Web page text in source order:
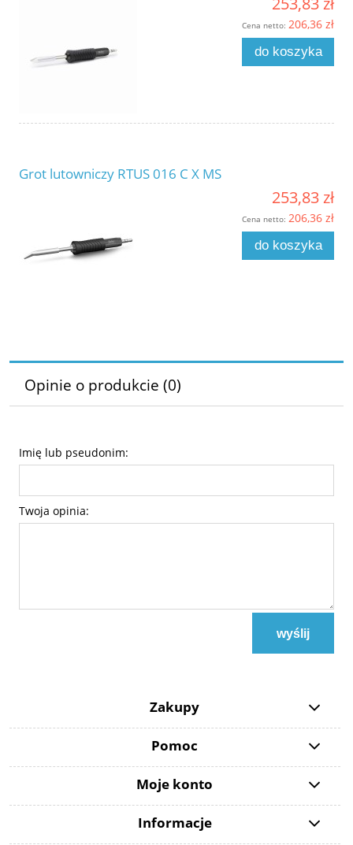
Cena netto: 206,36 zł
do koszyka
Grot lutowniczy RTUS 016 C X MS
253,83 zł
Cena netto: 206,36 zł
do koszyka
Opinie o produkcie (0)
Imię lub pseudonim:
Twoja opinia:
wyślij
Zakupy
Pomoc
Moje konto
Informacje